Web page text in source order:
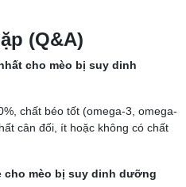
(Q&A)
cho mèo bị suy dinh
chất béo tốt (omega-3, omega-
cân đối, ít hoặc không có chất
cho mèo bị suy dinh dưỡng